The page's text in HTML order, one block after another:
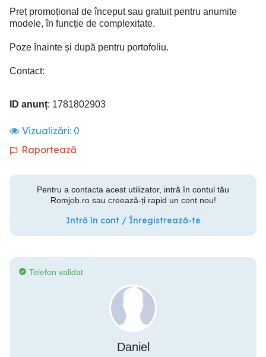
Preț promoțional de început sau gratuit pentru anumite
modele, în funcție de complexitate.
Poze înainte și după pentru portofoliu.
Contact:
ID anunț: 1781802903
Vizualizări: 0
Raportează
Pentru a contacta acest utilizator, intră în contul tău
Romjob.ro sau creează-ți rapid un cont nou!
Intră în cont / Înregistrează-te
Telefon validat
Daniel